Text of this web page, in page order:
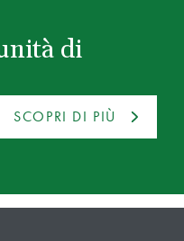
di
SCOPRI DI PIÙ